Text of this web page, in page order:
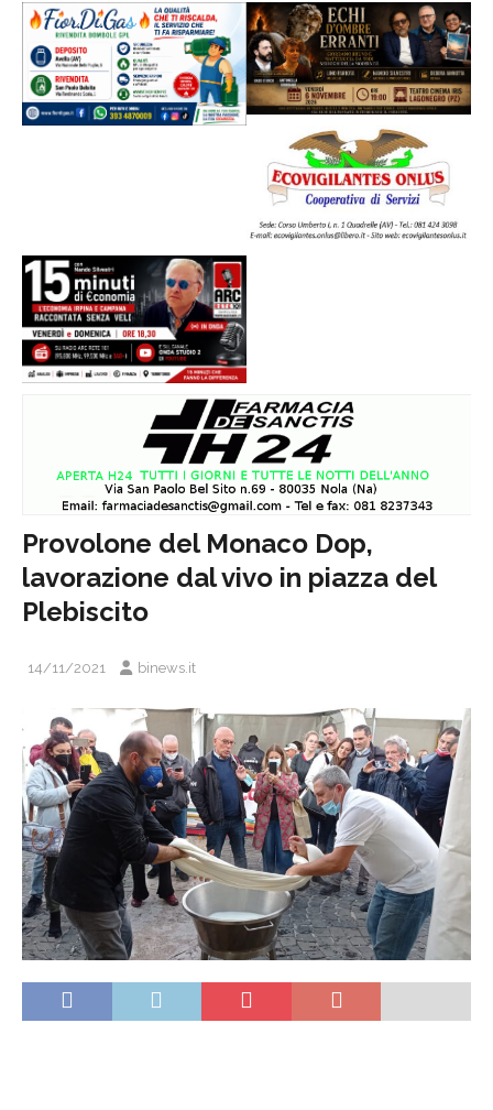
Provolone del Monaco Dop,
lavorazione dal vivo in piazza del
Plebiscito
14/11/2021 binews.it